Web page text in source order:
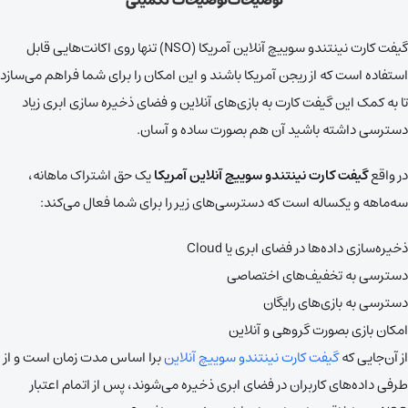
گیفت کارت نینتندو سوییچ آنلاین آمریکا (NSO) تنها روی اکانت‌هایی قابل
استفاده است که از ریجن آمریکا باشند و این امکان را برای شما فراهم می‌سازد
تا به کمک این گیفت کارت به بازی‌های آنلاین و فضای ذخیره سازی ابری زیاد
دسترسی داشته باشید آن هم بصورت ساده و آسان.
در واقعگیفت کارت نینتندو سوییچ آنلاین آمریکایک حق اشتراک ماهانه،
سه‌ماهه و یکساله است که دسترسی‌های زیر را برای شما فعال می‌کند:
ذخیره‌سازی داده‌ها در فضای ابری یا Cloud
دسترسی به تخفیف‌های اختصاصی
دسترسی به بازی‌های رایگان
امکان بازی بصورت گروهی و آنلاین
از آن‌جایی کهگیفت کارت نینتندو سوییچ آنلاینبرا اساس مدت زمان است و از
طرفی داده‌های کاربران در فضای ابری ذخیره می‌شوند، پس از اتمام اعتبار